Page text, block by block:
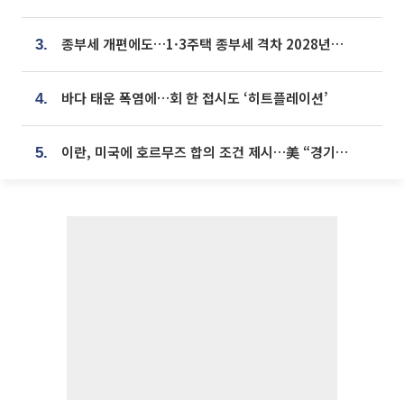
3. 종부세 개편에도…1·3주택 종부세 격차 2028년부터 확대
4. 바다 태운 폭염에…회 한 접시도 ‘히트플레이션’
5. 이란, 미국에 호르무즈 합의 조건 제시…美 “경기 아직 안 끝나” [종합]